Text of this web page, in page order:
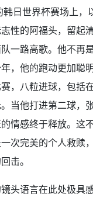
日世界杯赛场上，
性的阿福头，留起
一路高歌。他不再
，他的跑动更加聪
，八粒进球，包括
当他打进第二球，
情感终于释放。这
次完美的个人救赎
击。
镜头语言在此处极具